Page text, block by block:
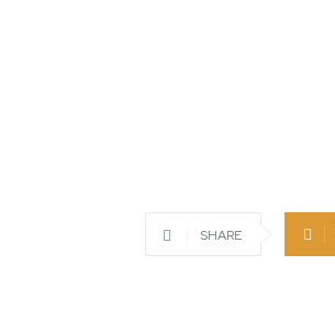
SHARE